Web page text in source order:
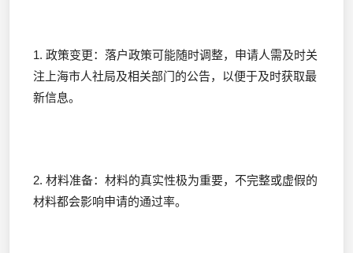
1. 政策变更：落户政策可能随时调整，申请人需及时关
注上海市人社局及相关部门的公告，以便于及时获取最
新信息。
2. 材料准备：材料的真实性极为重要，不完整或虚假的
材料都会影响申请的通过率。